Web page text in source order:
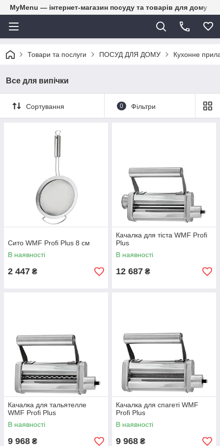
MyMenu — інтернет-магазин посуду та товарів для дому
Товари та послуги ПОСУД ДЛЯ ДОМУ Кухонне
Все для випічки
Сортування 0 Фільтри
Сито WMF Profi Plus 8 см
В наявності
2 447 ₴
Качалка для тіста WMF Profi
Plus
В наявності
12 687 ₴
Качалка для тальятелле
WMF Profi Plus
В наявності
9 968 ₴
Качалка для спагеті WMF
Profi Plus
В наявності
9 968 ₴